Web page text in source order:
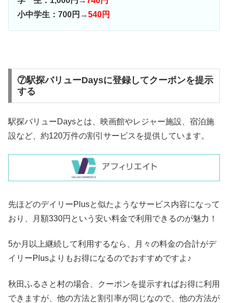
小中学生：700円→540円
⑦駅探バリューDaysに登録してクーポンを提示
する
駅探バリューDaysとは、映画館やレジャー施設、宿泊施
設など、約120万件の割引サービスを提供しています。
先ほどのデイリーPlusと似たようなサービス内容になって
おり、月額330円という安い料金で利用できるのが魅力！
5か月以上継続して利用するなら、月々の料金の合計がデ
イリーPlusよりもお得になるのでおすすめですよ♪
秋田ふるさと村の場合、クーポンを提示すればお得に利用
できますが、他の方法と割引率が同じなので、他の方法が